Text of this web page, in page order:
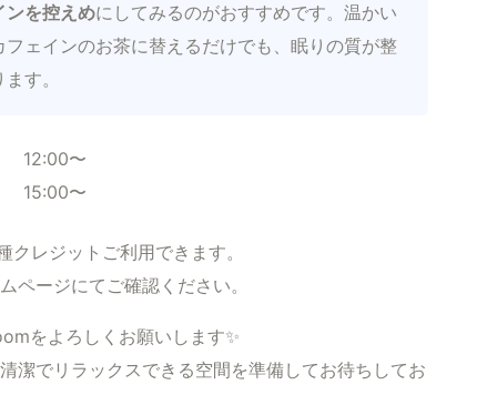
ンを控えめにしてみるのがおすすめです。温かい
フェインのお茶に替えるだけでも、眠りの質が整
す。
〜
〜
クレジットご利用できます。
ページにてご確認ください。
をよろしくお願いします✨
潔でリラックスできる空間を準備してお待ちしてお